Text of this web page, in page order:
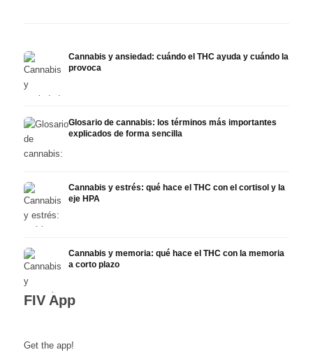
Cannabis y ansiedad: cuándo el THC ayuda y cuándo la
provoca
Glosario de cannabis: los términos más importantes
explicados de forma sencilla
Cannabis y estrés: qué hace el THC con el cortisol y la
eje HPA
Cannabis y memoria: qué hace el THC con la memoria
a corto plazo
FIV App
Get the app!